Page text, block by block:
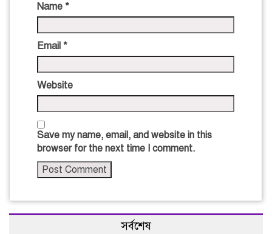
Name *
Email *
Website
Save my name, email, and website in this
browser for the next time I comment.
সর্বশেষ